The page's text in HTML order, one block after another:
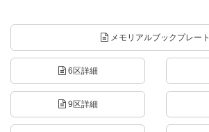
メモリアルブックプレート
6区詳細
9区詳細